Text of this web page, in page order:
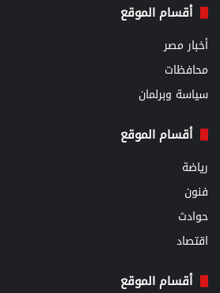
أقسام الموقع
أخبار مصر
محافظات
سياسة وبرلمان
أقسام الموقع
رياضة
فنون
حوادث
اقتصاد
أقسام الموقع